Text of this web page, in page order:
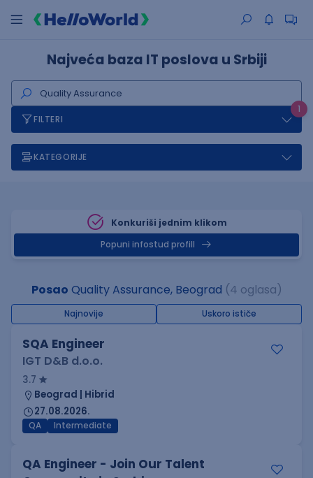
Najveća baza IT poslova u Srbiji
1
FILTERI
KATEGORIJE
Konkuriši jednim klikom
Popuni infostud profill
Posao Quality Assurance, Beograd (4 oglasa)
Najnovije Uskoro ističe
SQA Engineer
IGT D&B d.o.o.
3.7
Beograd | Hibrid
27.08.2026.
QA Intermediate
QA Engineer - Join Our Talent